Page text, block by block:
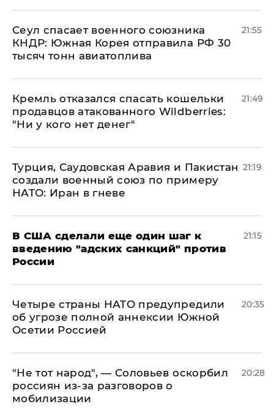
​Сеул спасает военного союзника
КНДР: Южная Корея отправила РФ 30
тысяч тонн авиатоплива
21:55
Кремль отказался спасать кошельки
продавцов атакованного Wildberries:
"Ни у кого нет денег"
21:49
Турция, Саудовская Аравия и Пакистан
создали военный союз по примеру
НАТО: Иран в гневе
21:19
В США сделали еще один шаг к
введению "адских санкций" против
России
21:15
Четыре страны НАТО предупредили
об угрозе полной аннексии Южной
Осетии Россией
20:35
​"Не тот народ", — Соловьев оскорбил
россиян из-за разговоров о
мобилизации
20:28